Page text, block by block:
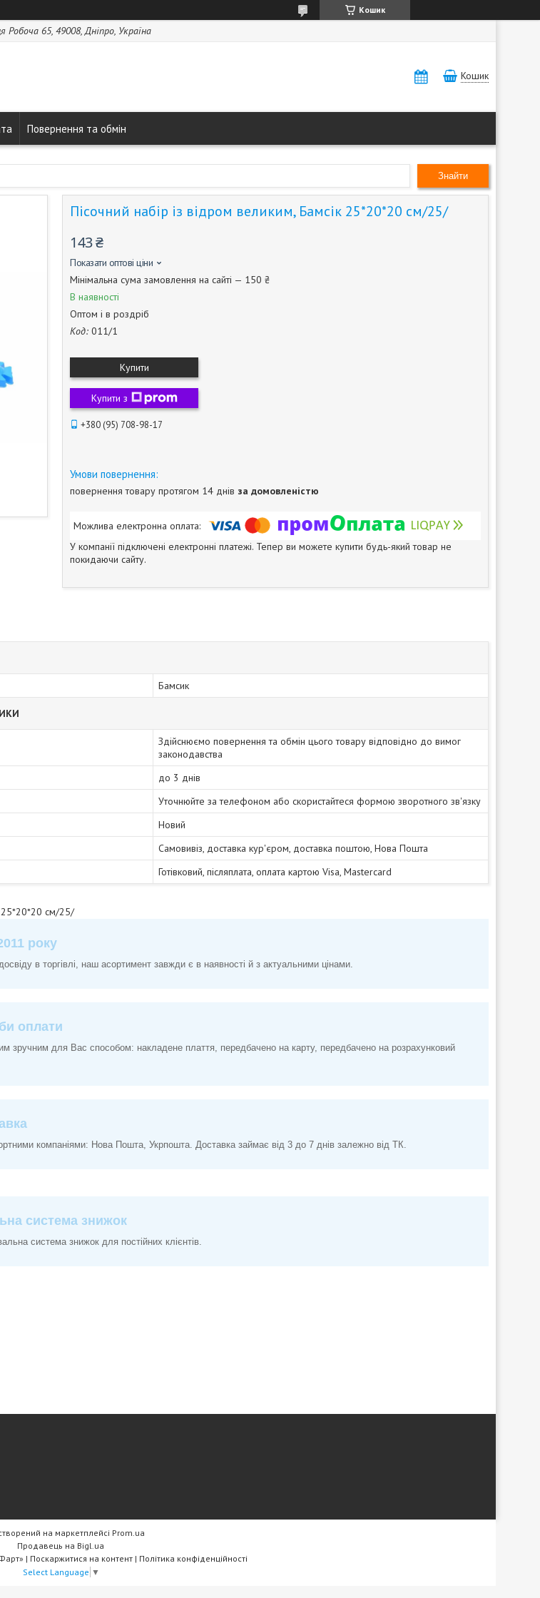
Кошик
Робоча 65, 49008, Дніпро, Україна
Кошик
Повернення та обмін
Знайти
Пісочний набір із відром великим, Бамсік 25*20*20 см/25/
143 ₴
Показати оптові ціни
Мінімальна сума замовлення на сайті — 150 ₴
В наявності
Оптом і в роздріб
Код: 011/1
Купити
Купити з
+380 (95) 708-98-17
повернення товару протягом 14 днів за домовленістю
У компанії підключені електронні платежі. Тепер ви можете купити будь-який товар не
покидаючи сайту.
Бамсик
Здійснюємо повернення та обмін цього товару відповідно до вимог
законодавства
до 3 днів
Уточнюйте за телефоном або скористайтеся формою зворотного зв'язку
Новий
Самовивіз, доставка кур'єром, доставка поштою, Нова Пошта
Готівковий, післяплата, оплата картою Visa, Mastercard
25*20*20 см/25/
року
в торгівлі, наш асортимент завжди є в наявності й з актуальними цінами.
оплати
зручним для Вас способом: накладене плаття, передбачено на карту, передбачено на розрахунковий
компаніями: Нова Пошта, Укрпошта. Доставка займає від 3 до 7 днів залежно від ТК.
система знижок
система знижок для постійних клієнтів.
на маркетплейсі Prom.ua
Продавець на Bigl.ua
Інтернет-магазин, студія «ФанФарт» | Поскаржитися на контент | Політика конфіденційності
Select Language ▼